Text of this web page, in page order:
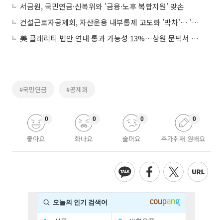
서금원, 국민연금·신복위와 '금융·노후 복합지원' 맞손
건설근로자공제회, 자산운용 내부통제 고도화 '박차'… '비리 오명' 씻어낸다
美 클래리티 법안 연내 통과 가능성 13%…상원 문턱서 제동
#국민연금 #공제회
좋아요
0
화나요
0
슬퍼요
0
추가취재 원해요
0